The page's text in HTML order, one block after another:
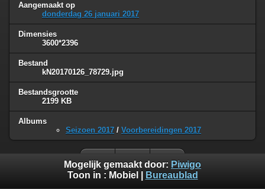
Aangemaakt op
donderdag 26 januari 2017
Dimensies
3600*2396
Bestand
kN20170126_78729.jpg
Bestandsgrootte
2199 KB
Albums
Seizoen 2017 / Voorbereidingen 2017
Mogelijk gemaakt door: Piwigo
Toon in : Mobiel Bureaublad